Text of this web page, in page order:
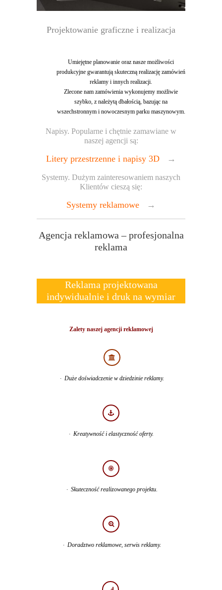
Projektowanie graficzne i realizacja
Umiejętne planowanie oraz nasze możliwości
produkcyjne gwarantują skuteczną realizację zamówień
reklamy i innych realizacji.
Zlecone nam zamówienia wykonujemy możliwie
szybko, z należytą dbałością, bazując na
wszechstronnym i nowoczesnym parku maszynowym.
Napisy. Popularne i chętnie zamawiane w
naszej agencji są:
Litery przestrzenne i napisy 3D →
Systemy. Dużym zainteresowaniem naszych
Klientów cieszą się:
Systemy reklamowe →
Agencja reklamowa – profesjonalna
reklama
Reklama projektowana
indywidualnie i druk na wymiar
Zalety naszej agencji reklamowej
· Duże doświadczenie w dziedzinie reklamy.
· Kreatywność i elastyczność oferty.
· Skuteczność realizowanego projektu.
· Doradztwo reklamowe, serwis reklamy.